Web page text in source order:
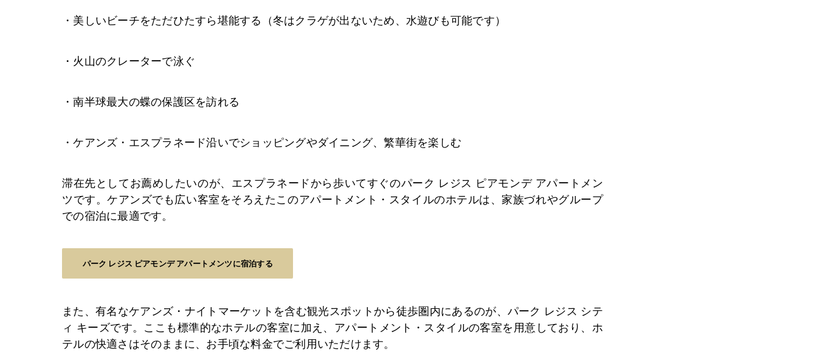
・美しいビーチをただひたすら堪能する（冬はクラゲが出ないため、水遊びも可能です）
・火山のクレーターで泳ぐ
・南半球最大の蝶の保護区を訪れる
・ケアンズ・エスプラネード沿いでショッピングやダイニング、繁華街を楽しむ
滞在先としてお薦めしたいのが、エスプラネードから歩いてすぐのパーク レジス ピアモンデ アパートメン
ツです。ケアンズでも広い客室をそろえたこのアパートメント・スタイルのホテルは、家族づれやグループ
での宿泊に最適です。
パーク レジス ピアモンデ アパートメンツに宿泊する
また、有名なケアンズ・ナイトマーケットを含む観光スポットから徒歩圏内にあるのが、パーク レジス シテ
ィ キーズです。ここも標準的なホテルの客室に加え、アパートメント・スタイルの客室を用意しており、ホ
テルの快適さはそのままに、お手頃な料金でご利用いただけます。